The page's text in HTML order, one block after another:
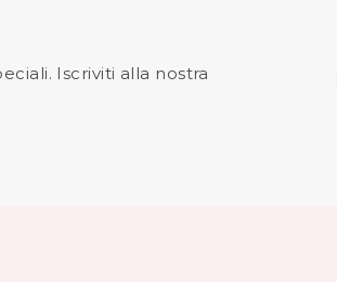
Iscriviti alla nostra